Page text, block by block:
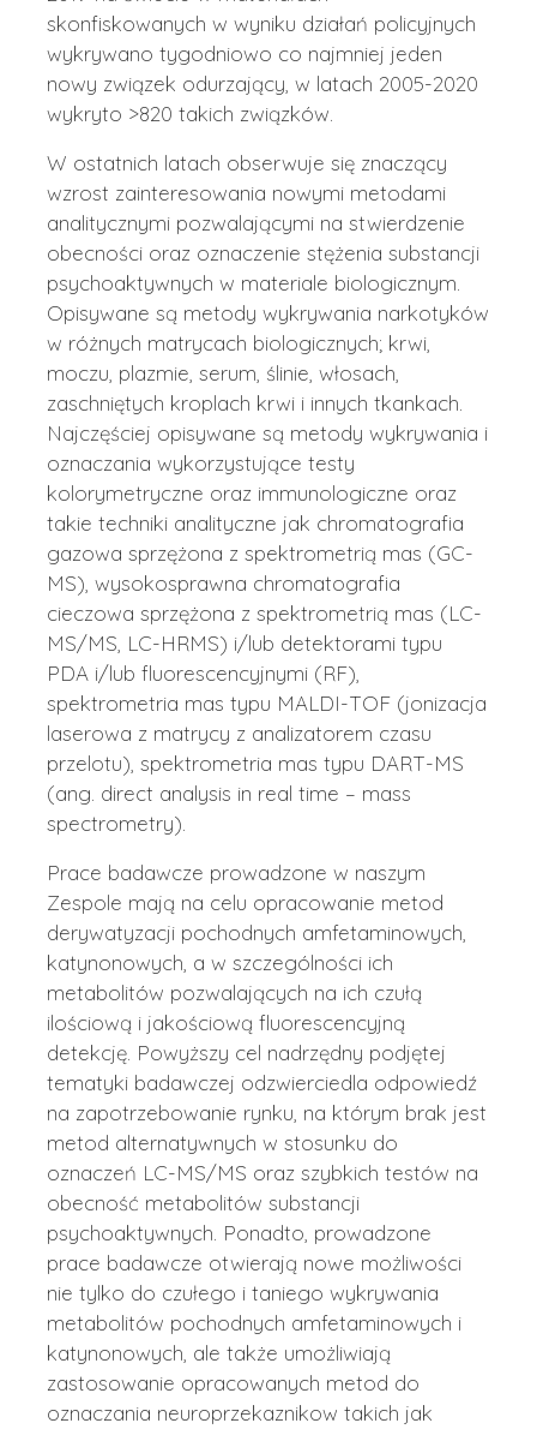
skonfiskowanych w wyniku działań policyjnych
wykrywano tygodniowo co najmniej jeden
nowy związek odurzający, w latach 2005-2020
wykryto >820 takich związków.
W ostatnich latach obserwuje się znaczący
wzrost zainteresowania nowymi metodami
analitycznymi pozwalającymi na stwierdzenie
obecności oraz oznaczenie stężenia substancji
psychoaktywnych w materiale biologicznym.
Opisywane są metody wykrywania narkotyków
w różnych matrycach biologicznych; krwi,
moczu, plazmie, serum, ślinie, włosach,
zaschniętych kroplach krwi i innych tkankach.
Najczęściej opisywane są metody wykrywania i
oznaczania wykorzystujące testy
kolorymetryczne oraz immunologiczne oraz
takie techniki analityczne jak chromatografia
gazowa sprzężona z spektrometrią mas (GC-
MS), wysokosprawna chromatografia
cieczowa sprzężona z spektrometrią mas (LC-
MS/MS, LC-HRMS) i/lub detektorami typu
PDA i/lub fluorescencyjnymi (RF),
spektrometria mas typu MALDI-TOF (jonizacja
laserowa z matrycy z analizatorem czasu
przelotu), spektrometria mas typu DART-MS
(ang. direct analysis in real time – mass
spectrometry).
Prace badawcze prowadzone w naszym
Zespole mają na celu opracowanie metod
derywatyzacji pochodnych amfetaminowych,
katynonowych, a w szczególności ich
metabolitów pozwalających na ich czułą
ilościową i jakościową fluorescencyjną
detekcję. Powyższy cel nadrzędny podjętej
tematyki badawczej odzwierciedla odpowiedź
na zapotrzebowanie rynku, na którym brak jest
metod alternatywnych w stosunku do
oznaczeń LC-MS/MS oraz szybkich testów na
obecność metabolitów substancji
psychoaktywnych. Ponadto, prowadzone
prace badawcze otwierają nowe możliwości
nie tylko do czułego i taniego wykrywania
metabolitów pochodnych amfetaminowych i
katynonowych, ale także umożliwiają
zastosowanie opracowanych metod do
oznaczania neuroprzekaznikow takich jak